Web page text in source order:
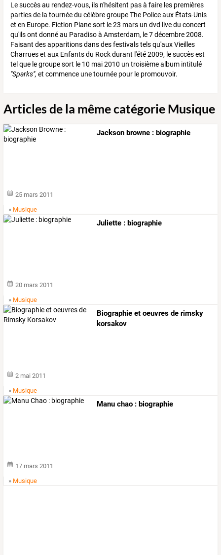
Le succès au rendez-vous, ils n'hésitent pas à faire les premières
parties de la tournée du célèbre groupe The Police aux États-Unis
et en Europe. Fiction Plane sort le 23 mars un dvd live du concert
qu'ils ont donné au Paradiso à Amsterdam, le 7 décembre 2008.
Faisant des apparitions dans des festivals tels qu'aux Vieilles
Charrues et aux Enfants du Rock durant l'été 2009, le succès est
tel que le groupe sort le 10 mai 2010 un troisième album intitulé
"Sparks", et commence une tournée pour le promouvoir.
Articles de la même catégorie Musique
Jackson browne : biographie
25 mars 2011
» Musique
Juliette : biographie
20 mars 2011
» Musique
Biographie et oeuvres de rimsky
korsakov
2 mai 2011
» Musique
Manu chao : biographie
17 mars 2011
» Musique